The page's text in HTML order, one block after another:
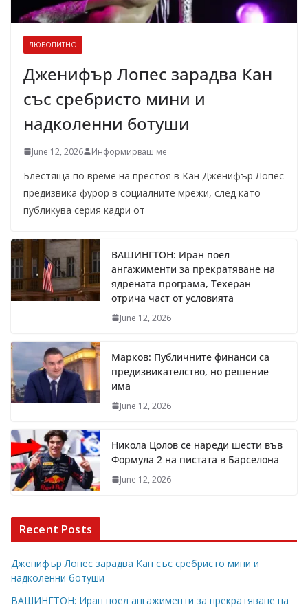
ЛЮБОПИТНО
Дженифър Лопес зарадва Кан
със сребристо мини и
надколенни ботуши
June 12, 2026 Информирваш ме
Блестяща по време на престоя в Кан Дженифър Лопес
предизвика фурор в социалните мрежи, след като
публикува серия кадри от
ВАШИНГТОН: Иран поел
ангажименти за прекратяване на
ядрената програма, Техеран
отрича част от условията
June 12, 2026
Марков: Публичните финанси са
предизвикателство, но решение
има
June 12, 2026
Никола Цолов се нареди шести във
Формула 2 на пистата в Барселона
June 12, 2026
Recent Posts
Дженифър Лопес зарадва Кан със сребристо мини и
надколенни ботуши
ВАШИНГТОН: Иран поел ангажименти за прекратяване на